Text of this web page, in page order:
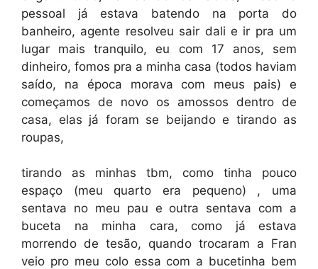
pessoal já estava batendo na porta do
banheiro, agente resolveu sair dali e ir pra um
lugar mais tranquilo, eu com 17 anos, sem
dinheiro, fomos pra a minha casa (todos haviam
saído, na época morava com meus pais) e
começamos de novo os amossos dentro de
casa, elas já foram se beijando e tirando as
roupas,
tirando as minhas tbm, como tinha pouco
espaço (meu quarto era pequeno) , uma
sentava no meu pau e outra sentava com a
buceta na minha cara, como já estava
morrendo de tesão, quando trocaram a Fran
veio pro meu colo essa com a bucetinha bem